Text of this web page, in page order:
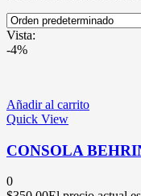
Vista:
-4%
Añadir al carrito
Quick View
CONSOLA
0